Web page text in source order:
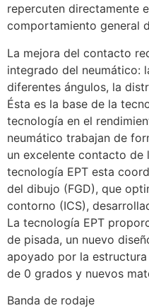
repercuten directamente
comportamiento general
La mejora del contacto
integrado del neumático:
diferentes ángulos, la
Ésta es la base de la
tecnología en el
neumático trabajan de
un excelente contacto de
tecnología EPT esta
del dibujo (FGD), que
contorno (ICS),
La tecnología EPT
de pisada, un nuevo
apoyado por la
de 0 grados y nuevos
Banda de rodaje